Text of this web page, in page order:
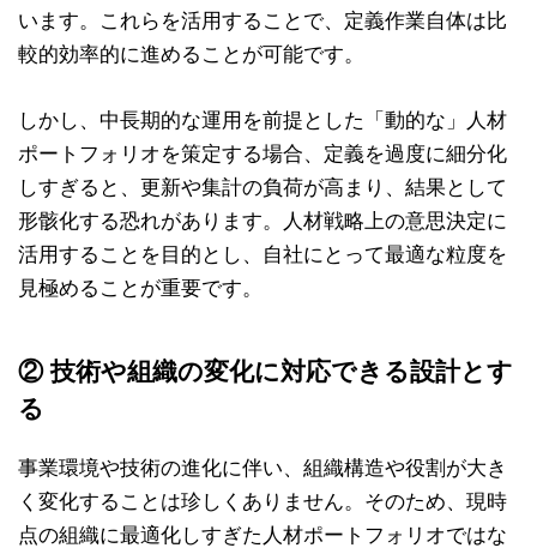
います。これらを活用することで、定義作業自体は比
較的効率的に進めることが可能です。
しかし、中長期的な運用を前提とした「動的な」人材
ポートフォリオを策定する場合、定義を過度に細分化
しすぎると、更新や集計の負荷が高まり、結果として
形骸化する恐れがあります。人材戦略上の意思決定に
活用することを目的とし、自社にとって最適な粒度を
見極めることが重要です。
② 技術や組織の変化に対応できる設計とす
る
事業環境や技術の進化に伴い、組織構造や役割が大き
く変化することは珍しくありません。そのため、現時
点の組織に最適化しすぎた人材ポートフォリオではな